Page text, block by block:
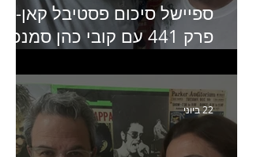
ספיישל סיכום פסטיבל קאן-
פרק 441 עם קובי כהן
22 ביוני